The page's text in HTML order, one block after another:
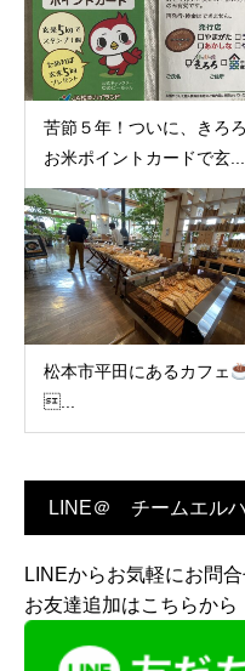
苦節５年！ついに、きろろ
お米ポイントカードで玄...
松本市平田にあるカフェ
...
LINE＠ チームエル
LINEからお気軽にお問合
お友達追加はこちらか